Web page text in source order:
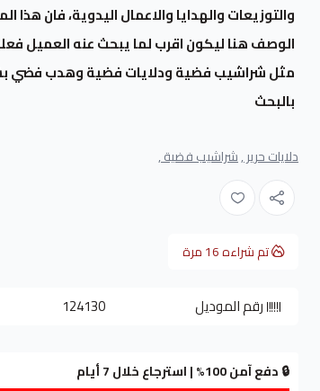
والتوزيعات والهدايا والاعمال اليدوية، فان هذا
الوصف هنا ليكون اقرب لما يبحث عنه العميل
مثل شراشيب فضية ودلايات فضية وهدب فضي
بالبحث
دلايات حرير ,شراشيب فضية ,
تم شراءه16مرة
رقم الموديل 124130
🔒 دفع آمن 100% | استرجاع خلال 7 أيام